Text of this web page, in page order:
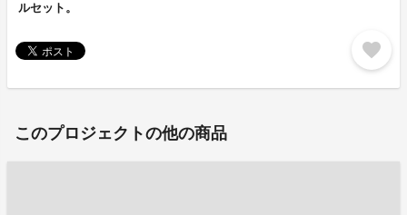
ルセット。
favorite
このプロジェクトの他の商品